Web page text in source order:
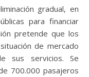
gradual, en
para financiar
pretende que los
de mercado
sus servicios. Se
700.000 pasajeros